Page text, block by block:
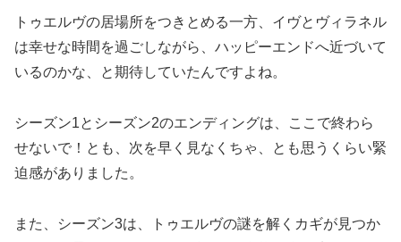
トゥエルヴの居場所をつきとめる一方、イヴとヴィラネル
は幸せな時間を過ごしながら、ハッピーエンドへ近づいて
いるのかな、と期待していたんですよね。
シーズン1とシーズン2のエンディングは、ここで終わら
せないで！とも、次を早く見なくちゃ、とも思うくらい緊
迫感がありました。
また、シーズン3は、トゥエルヴの謎を解くカギが見つか